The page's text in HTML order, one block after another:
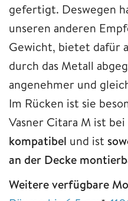
gefertigt. Deswegen
unseren anderen
Gewicht, bietet dafür
durch das Metall
angenehmer und
Im Rücken ist sie
Vasner Citara M ist
kompatibel und ist
an der Decke
Weitere verfügbare